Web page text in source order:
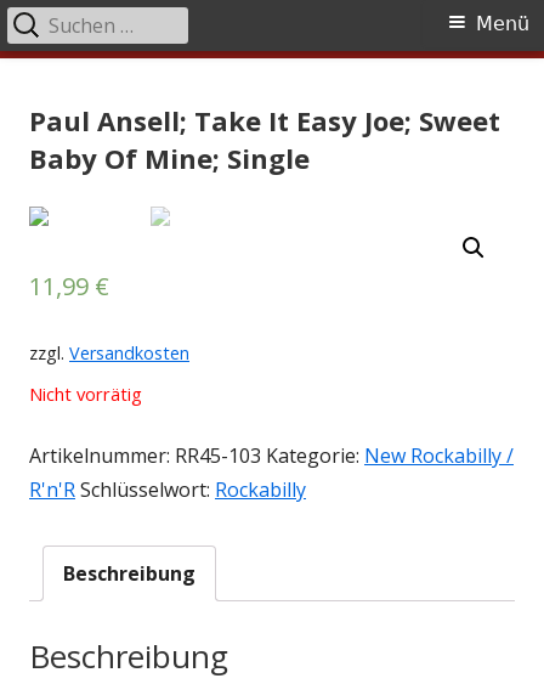
zum
Primäres
Menü
Suchen
nach:
Paul Ansell; Take It Easy Joe; Sweet
Baby Of Mine; Single
11,99 €
zzgl. Versandkosten
Nicht vorrätig
Artikelnummer: RR45-103 Kategorie: New Rockabilly /
R'n'RSchlüsselwort: Rockabilly
Beschreibung
Beschreibung